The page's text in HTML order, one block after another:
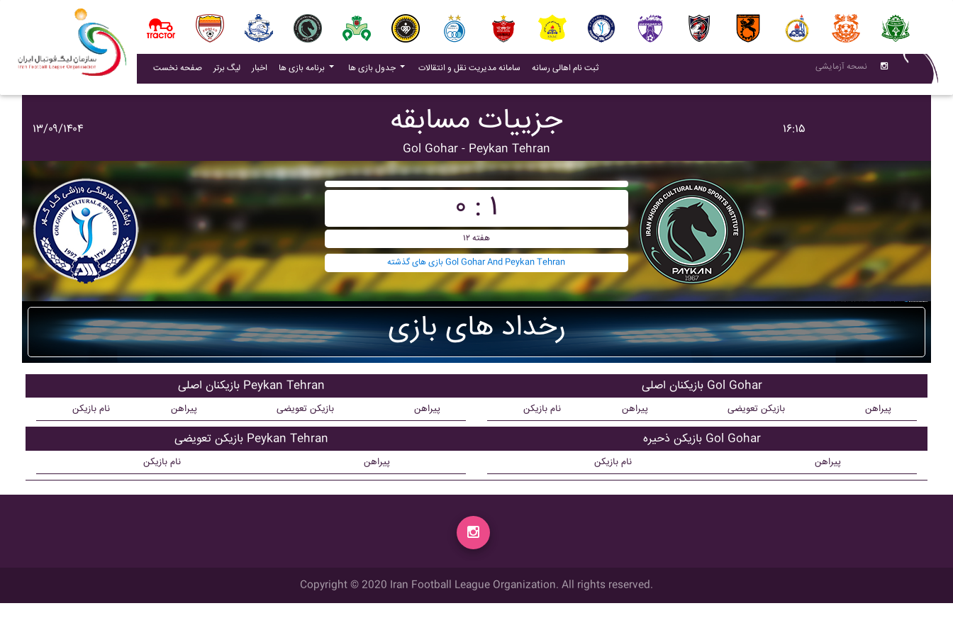
صفحه نخست لیگ برتر اخبار(current) برنامه بازی ها جدول بازی ها سامانه مدیریت نقل و انتقالات (current)
ثبت نام اهالی رسانه(current) نسحه آزمایشی
۱۳/۰۹/۱۴۰۴ جزییات مسابقه
Gol Gohar - Peykan Tehran
۱۶:۱۵
۰ : ۱
هفته ۱۲
بازی های گذشته Gol Gohar And Peykan Tehran
رخداد های بازی
بازیکنان اصلی Peykan Tehran
نام بازیکن پیراهن بازیکن تعویضی پیراهن
بازیکن تعویضی Peykan Tehran
نام بازیکن پیراهن
بازیکنان اصلی Gol Gohar
نام بازیکن پیراهن بازیکن تعویضی پیراهن
بازیکن ذحیره Gol Gohar
نام بازیکن پیراهن
Copyright © 2020 Iran Football League Organization. All rights reserved.